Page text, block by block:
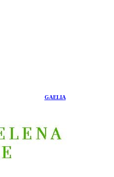
GAELIA